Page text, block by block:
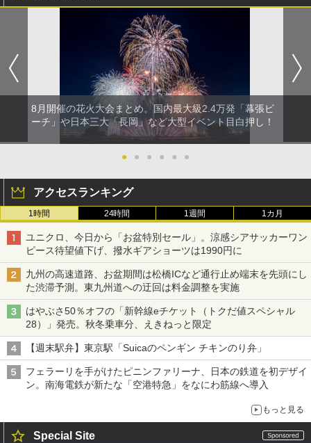
8月開催の花火大会まとめ。国内最大級2.4万発「幕張ビ
ーチ」や日本三大「長岡」など大型イベント目白押し！
● ● ● ● ● ●
アクセスランキング
1時間 24時間 1週間 1カ月
ユニクロ、今日から「お盆特別セール」。涼感シアサッカーワン
ピース待望値下げ、撥水ギアショーツは1990円に
九州の高速道路、お盆期間は松橋ICなど通行止め端末を先頭にし
た渋滞予測。東九州道への迂回は料金調整を実施
はやぶさ50％オフの「新幹線eチケット（トクだ値スペシャル
28）」発売。秋冬乗車分、えきねっと限定
【週末駅弁】東京駅「Suicaのペンギン チキンのり弁」
フェラーリを手がけたピニンファリーナ、日本の鉄道を初デザイ
ン。南海電鉄が新たな「空港特急」をなにわ筋線へ導入
もっと見る
Special Site